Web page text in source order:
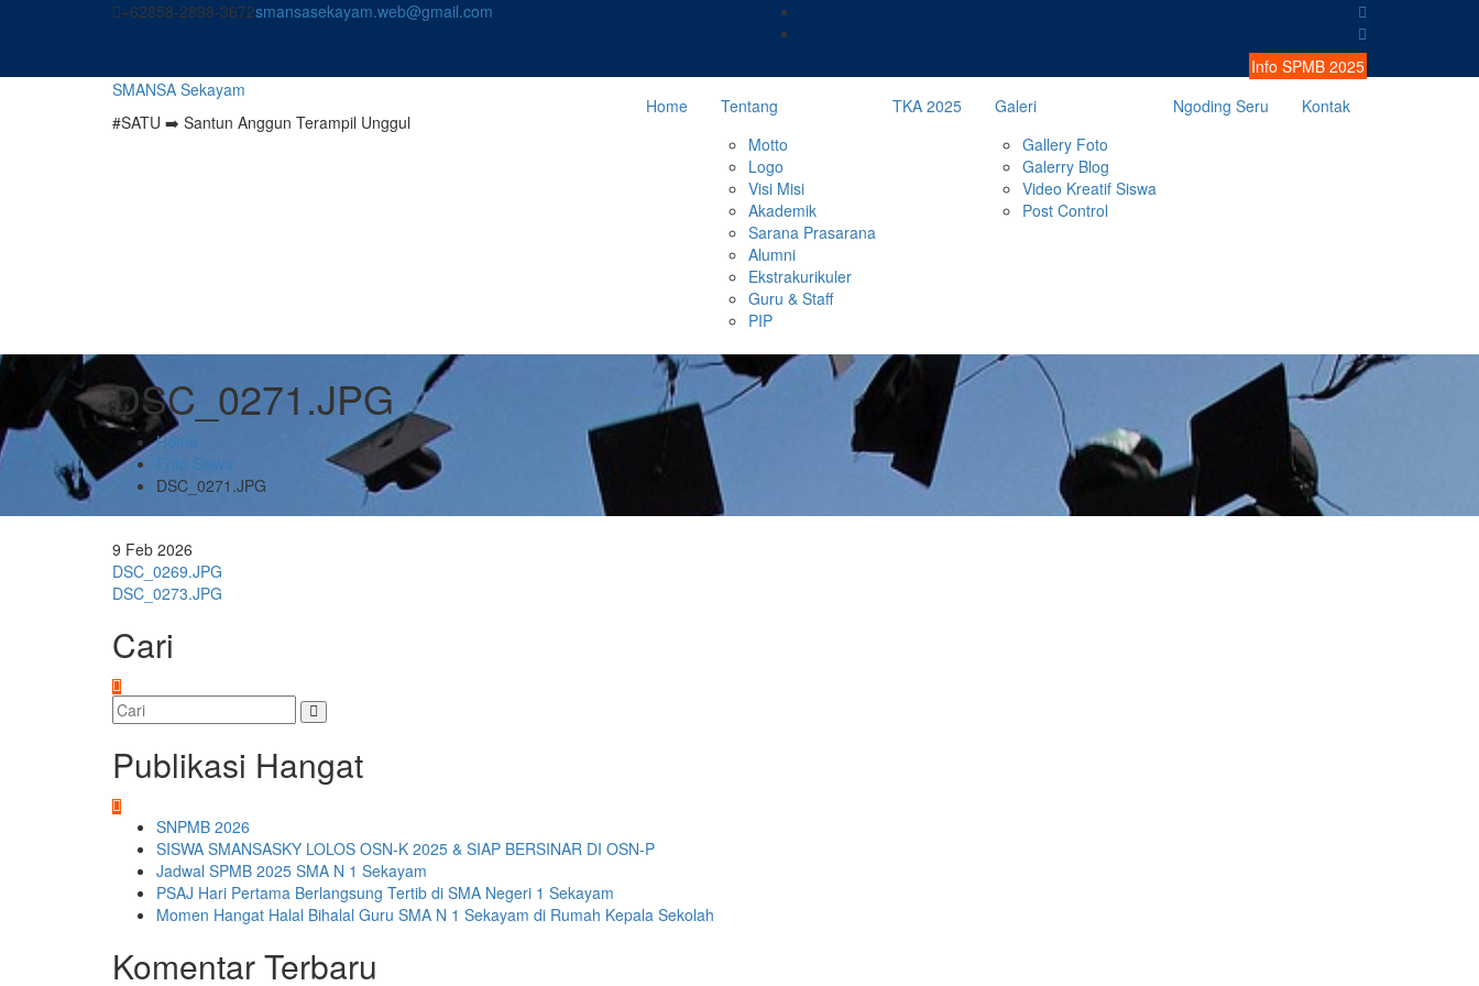
+62858-2898-3672smansasekayam.web@gmail.com
Info SPMB 2025
SMANSA Sekayam
#SATU ➡️ Santun Anggun Terampil Unggul
Home
Tentang
Motto
Logo
Visi Misi
Akademik
Sarana Prasarana
Alumni
Ekstrakurikuler
Guru & Staff
PIP
TKA 2025
Galeri
Gallery Foto
Galerry Blog
Video Kreatif Siswa
Post Control
Ngoding Seru Kontak
DSC_0271.JPG
Home
Foto Siswa
DSC_0271.JPG
9 Feb 2026
Navigasi
pos
DSC_0269.JPG
DSC_0273.JPG
Cari
Publikasi Hangat
SNPMB 2026
SISWA SMANSASKY LOLOS OSN-K 2025 & SIAP BERSINAR DI OSN-P
Jadwal SPMB 2025 SMA N 1 Sekayam
PSAJ Hari Pertama Berlangsung Tertib di SMA Negeri 1 Sekayam
Momen Hangat Halal Bihalal Guru SMA N 1 Sekayam di Rumah Kepala Sekolah
Komentar Terbaru